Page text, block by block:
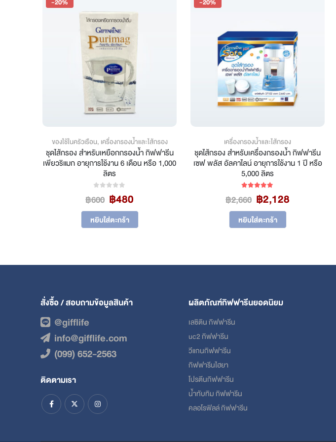
ของใช้ในครัวเรือน, เครื่องกรองน้ำและไส้กรอง
ชุดไส้กรอง สำหรับเหยือกกรองน้ำ กิฟฟารีน
เพียวริแมก อายุการใช้งาน 6 เดือน หรือ 1,000
ลิตร
฿600 Original
price
was:
฿600.
฿480Current
price
฿480.
หยิบใส่ตะกร้า
เครื่องกรองน้ำและไส้กรอง
ชุดไส้กรอง สำหรับเครื่องกรองน้ำ กิฟฟารีน
เซฟ พลัส อัลคาไลน์ อายุการใช้งาน 1 ปี หรือ
5,000 ลิตร
฿2,660 Original
price
was:
฿2,660.
฿2,128Current
หยิบใส่ตะกร้า
สั่งซื้อ / สอบถามข้อมูลสินค้า
@gifflife
info@gifflife.com
(099) 652-2563
ติดตามเรา
ผลิตภัณฑ์กิฟฟารีนยอดนิยม
เลซิติน กิฟฟารีน
uc2 กิฟฟารีน
วีแกนกิฟฟารีน
กิฟฟารีนไฮยา
โปรตีนกิฟฟารีน
น้ำทับทิม กิฟฟารีน
คลอโรฟิลล์ กิฟฟารีน